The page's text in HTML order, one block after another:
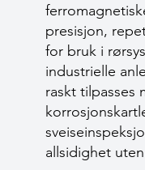
presisjon,
for bruk i
industrielle
raskt tilpasses
allsidighet